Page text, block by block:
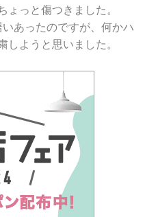
ょっと傷つきました。
あったのですが、何かハ
しようと思いました。